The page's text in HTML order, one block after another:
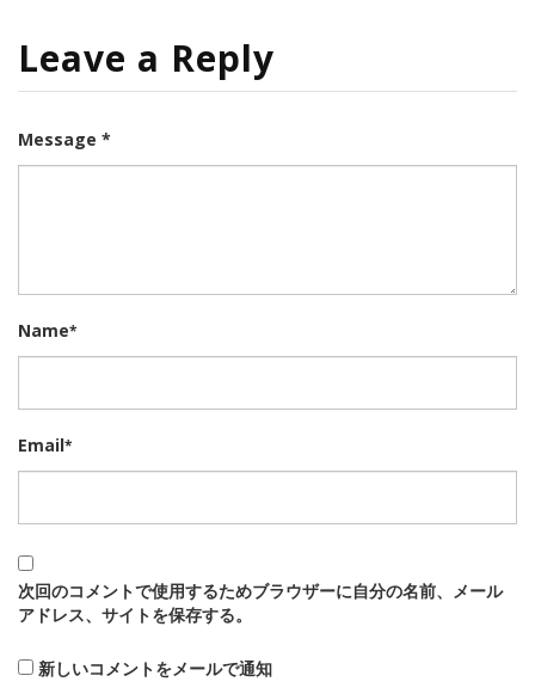
Leave a Reply
Message *
Name*
Email*
次回のコメントで使用するためブラウザーに自分の名前、メール
アドレス、サイトを保存する。
新しいコメントをメールで通知